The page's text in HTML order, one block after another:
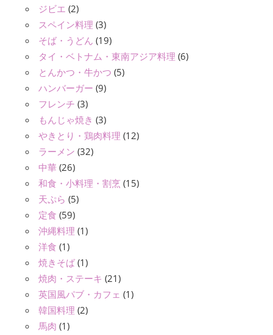
ジビエ (2)
スペイン料理 (3)
そば・うどん (19)
タイ・ベトナム・東南アジア料理 (6)
とんかつ・牛かつ (5)
ハンバーガー (9)
フレンチ (3)
もんじゃ焼き (3)
やきとり・鶏肉料理 (12)
ラーメン (32)
中華 (26)
和食・小料理・割烹 (15)
天ぷら (5)
定食 (59)
沖縄料理 (1)
洋食 (1)
焼きそば (1)
焼肉・ステーキ (21)
英国風パブ・カフェ (1)
韓国料理 (2)
馬肉 (1)